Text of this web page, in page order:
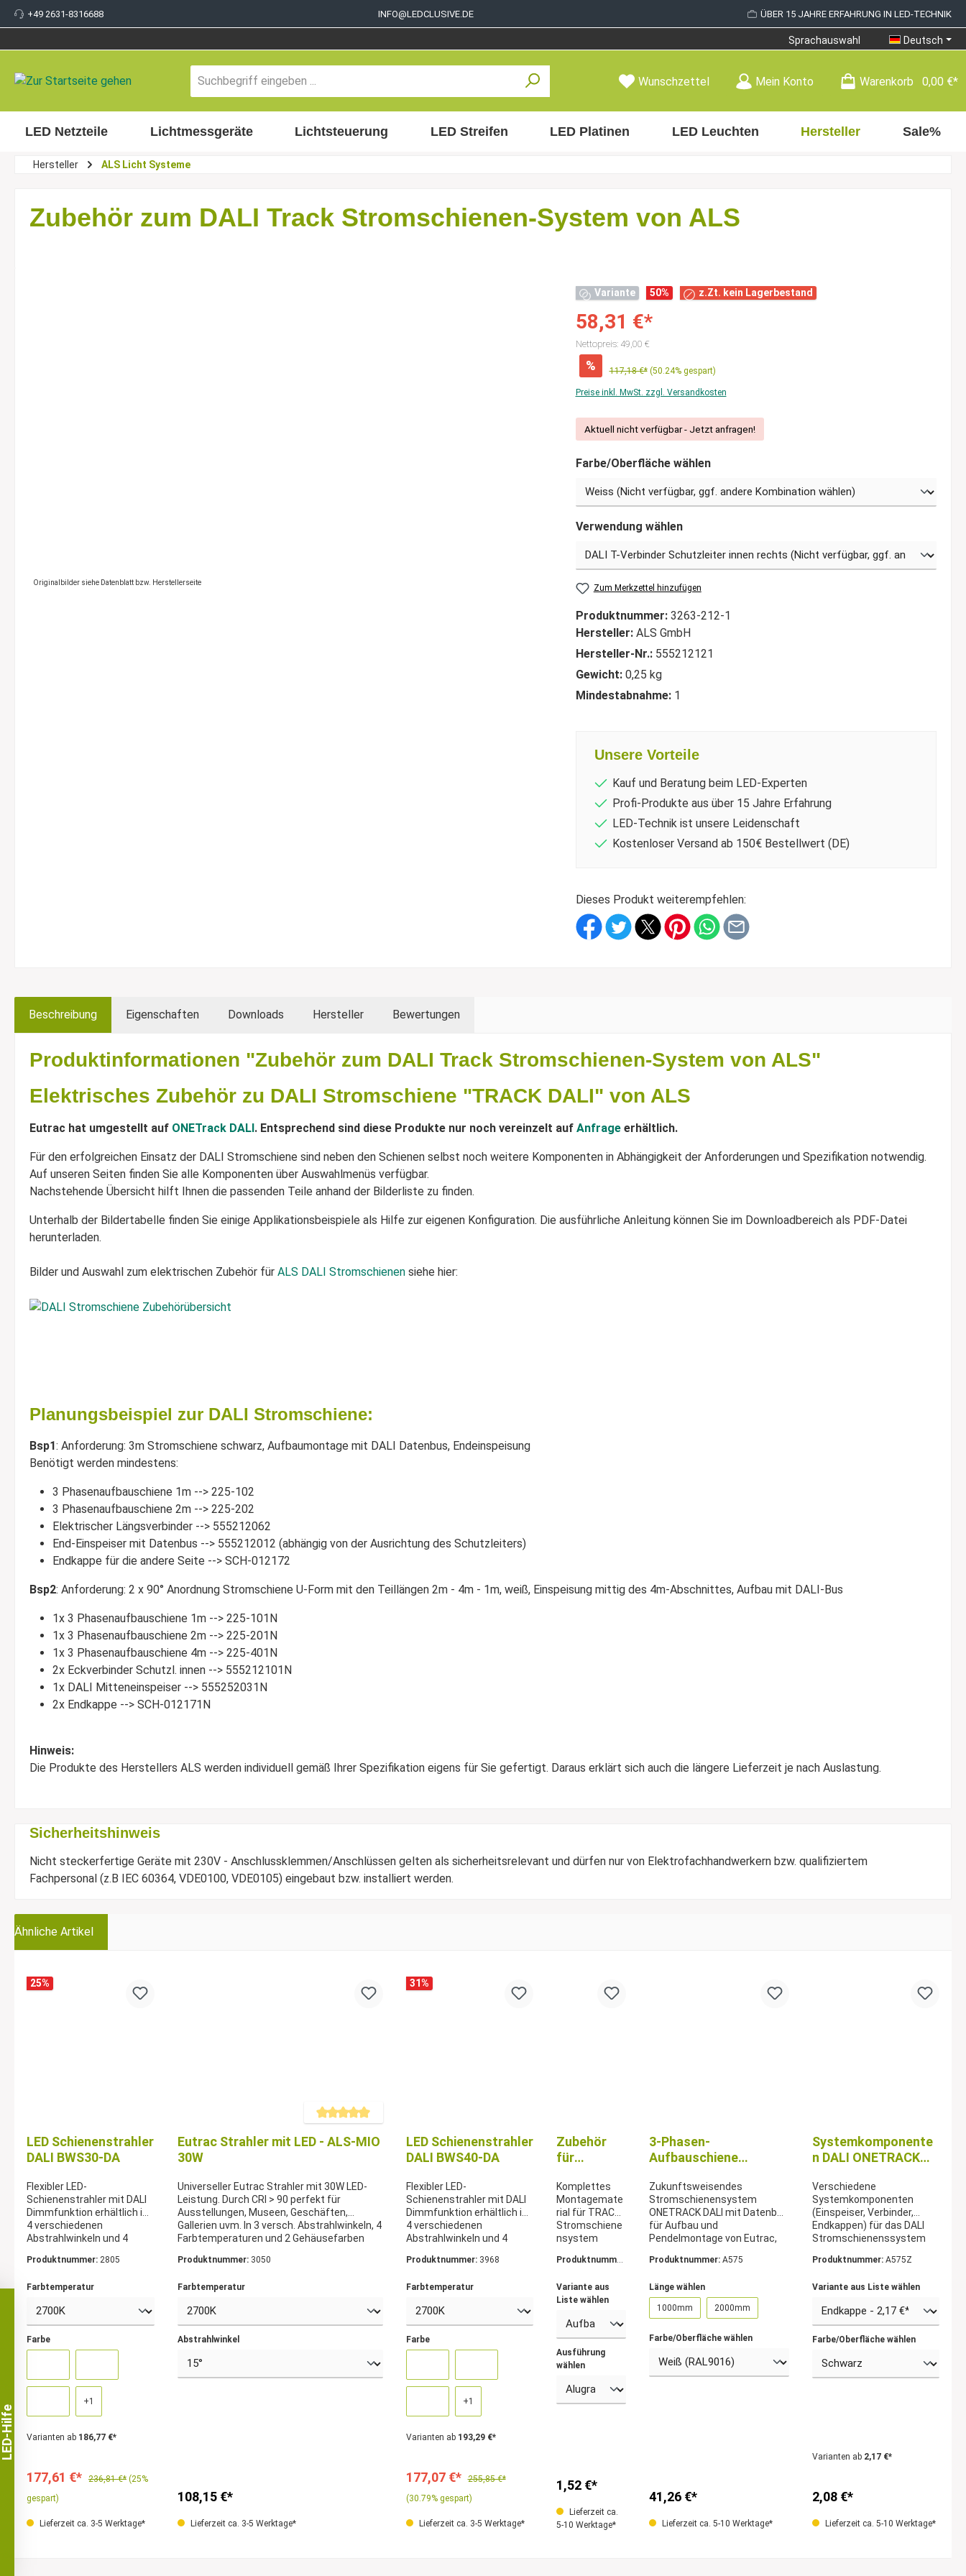
springen
+49 2631-8316688 INFO@LEDCLUSIVE.DE ÜBER 15 JAHRE ERFAHRUNG IN LED-TECHNIK
Sprachauswahl Deutsch
Wunschzettel Mein Konto Warenkorb 0,00 €*
LED Netzteile Lichtmessgeräte Lichtsteuerung LED Streifen LED Platinen LED Leuchten Hersteller Sale%
Hersteller ALS Licht Systeme
Zubehör zum DALI Track Stromschienen-System von ALS
Originalbilder siehe Datenblatt bzw. Herstellerseite
Variante 50% z.Zt. kein Lagerbestand
58,31 €*
Nettopreis: 49,00 €
% 117,18 €* (50.24% gespart)
Preise inkl. MwSt. zzgl. Versandkosten
Aktuell nicht verfügbar - Jetzt anfragen!
Farbe/Oberfläche wählen
Verwendung wählen
Zum Merkzettel hinzufügen
Produktnummer: 3263-212-1
Hersteller: ALS GmbH
Hersteller-Nr.: 555212121
Gewicht: 0,25 kg
Mindestabnahme: 1
Unsere Vorteile
Kauf und Beratung beim LED-Experten
Profi-Produkte aus über 15 Jahre Erfahrung
LED-Technik ist unsere Leidenschaft
Kostenloser Versand ab 150€ Bestellwert (DE)
Dieses Produkt weiterempfehlen:
Beschreibung Eigenschaften Downloads Hersteller Bewertungen
Produktinformationen "Zubehör zum DALI Track Stromschienen-System von ALS"
Elektrisches Zubehör zu DALI Stromschiene "TRACK DALI" von ALS
Eutrac hat umgestellt auf ONETrack DALI . Entsprechend sind diese Produkte nur noch vereinzelt auf Anfrage erhältlich.
Für den erfolgreichen Einsatz der DALI Stromschiene sind neben den Schienen selbst noch weitere Komponenten in Abhängigkeit der Anforderungen und Spezifikation notwendig.
Auf unseren Seiten finden Sie alle Komponenten über Auswahlmenüs verfügbar.
Nachstehende Übersicht hilft Ihnen die passenden Teile anhand der Bilderliste zu finden.
Unterhalb der Bildertabelle finden Sie einige Applikationsbeispiele als Hilfe zur eigenen Konfiguration. Die ausführliche Anleitung können Sie im Downloadbereich als PDF-Datei
herunterladen.
Bilder und Auswahl zum elektrischen Zubehör für ALS DALI Stromschienen siehe hier:
Planungsbeispiel zur DALI Stromschiene:
Bsp1: Anforderung: 3m Stromschiene schwarz, Aufbaumontage mit DALI Datenbus, Endeinspeisung
Benötigt werden mindestens:
3 Phasenaufbauschiene 1m --> 225-102
3 Phasenaufbauschiene 2m --> 225-202
Elektrischer Längsverbinder --> 555212062
End-Einspeiser mit Datenbus --> 555212012 (abhängig von der Ausrichtung des Schutzleiters)
Endkappe für die andere Seite --> SCH-012172
Bsp2: Anforderung: 2 x 90° Anordnung Stromschiene U-Form mit den Teillängen 2m - 4m - 1m, weiß, Einspeisung mittig des 4m-Abschnittes, Aufbau mit DALI-Bus
1x 3 Phasenaufbauschiene 1m --> 225-101N
1x 3 Phasenaufbauschiene 2m --> 225-201N
1x 3 Phasenaufbauschiene 4m --> 225-401N
2x Eckverbinder Schutzl. innen --> 555212101N
1x DALI Mitteneinspeiser --> 555252031N
2x Endkappe --> SCH-012171N
Hinweis:
Die Produkte des Herstellers ALS werden individuell gemäß Ihrer Spezifikation eigens für Sie gefertigt. Daraus erklärt sich auch die längere Lieferzeit je nach Auslastung.
Sicherheitshinweis
Nicht steckerfertige Geräte mit 230V - Anschlussklemmen/Anschlüssen gelten als sicherheitsrelevant und dürfen nur von Elektrofachhandwerkern bzw. qualifiziertem
Fachpersonal (z.B IEC 60364, VDE0100, VDE0105) eingebaut bzw. installiert werden.
Ähnliche Artikel
25%
LED Schienenstrahler
DALI BWS30-DA
Flexibler LED-
Schienenstrahler mit DALI
Dimmfunktion erhältlich in
4 verschiedenen
Abstrahlwinkeln und 4
Gehäusefarben
Produktnummer: 2805
Farbtemperatur
Farbe
+1
Varianten ab 186,77 €*
177,61 €* 236,81 €* (25%
gespart)
Lieferzeit ca. 3-5 Werktage*
Durchschnittliche Bewertung von 5 von 5 Sternen
Eutrac Strahler mit LED - ALS-MIO
30W
Universeller Eutrac Strahler mit 30W LED-
Leistung. Durch CRI > 90 perfekt für
Ausstellungen, Museen, Geschäften,
Gallerien uvm. In 3 versch. Abstrahlwinkeln, 4
Farbtemperaturen und 2 Gehäusefarben
Produktnummer: 3050
Farbtemperatur
Abstrahlwinkel
108,15 €*
Lieferzeit ca. 3-5 Werktage*
31%
LED Schienenstrahler
DALI BWS40-DA
Flexibler LED-
Schienenstrahler mit DALI
Dimmfunktion erhältlich in
4 verschiedenen
Abstrahlwinkeln und 4
Gehäusefarben
Produktnummer: 3968
Farbtemperatur
Farbe
+1
Varianten ab193,29 €*
177,07 €*
255,85 €*
(30.79% gespart)
Lieferzeit ca. 3-5 Werktage*
Zubehör
für
ne Track
(DALI/ON/I
N) von ALS
Komplettes
Montagemate
rial für TRACK
Stromschiene
nsystem
Produktnumme
Variante aus
Liste wählen
Ausführung
wählen
1,52 €*
Lieferzeit ca.
5-10 Werktage*
3-Phasen-
Aufbauschiene
Eutrac
Zukunftsweisendes
Stromschienensystem
ONETRACK DALI mit Datenbus
für Aufbau und
Pendelmontage von Eutrac,
Produktnummer:A575
Länge wählen
1000mm 2000mm
Farbe/Oberfläche wählen
41,26 €*
Lieferzeit ca. 5-10 Werktage*
Systemkomponente
n DALI ONETRACK
System Eutrac
Verschiedene
Systemkomponenten
(Einspeiser, Verbinder,
Endkappen) für das DALI
Stromschienenssystem
Produktnummer: A575Z
Variante aus Liste wählen
Farbe/Oberfläche wählen
Varianten ab2,17 €*
2,08 €*
Lieferzeit ca. 5-10 Werktage*
LED-Hilfe